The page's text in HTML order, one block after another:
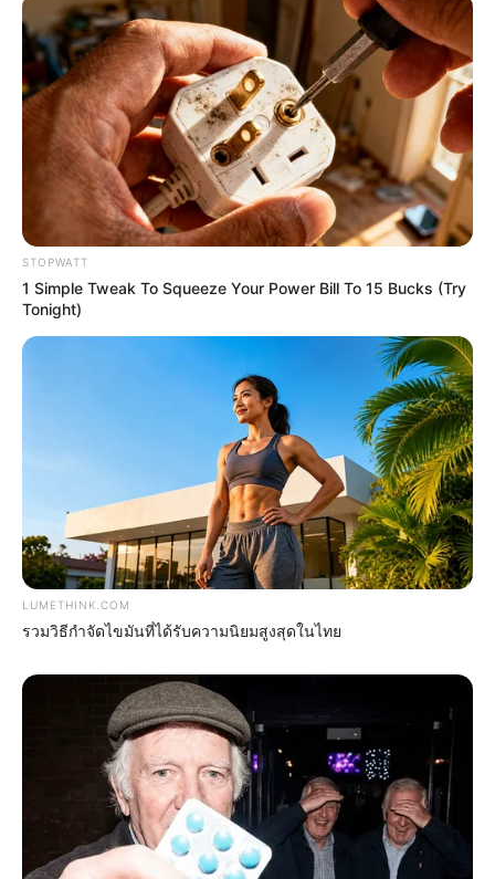
Aisle It's Really In.
FRIDAY PLANS
Pfizer's Billion-Dollar Nightmare: Men Ditching Viagra
For This 87¢ Aisle 7 Blue Pill
Men 45+ Are Trying This To Perform Better
STOPWATT
1 Simple Tweak To Squeeze Your Power Bill To 15 Bucks (Try
Tonight)
LUMETHINK.COM
รวมวิธีกำจัดไขมันที่ได้รับความนิยมสูงสุดในไทย